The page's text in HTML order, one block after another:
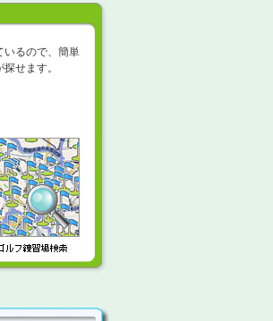
いるので、簡単
せます。